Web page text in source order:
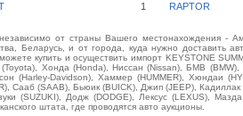
1 RAPTOR
от страны Вашего местонахождения -
Беларусь, и от города, куда нужно доставить
купить и осуществить импорт KEYSTONE
(Toyota), Хонда (Honda), Ниссан (Nissan), БМВ
(Harley-Davidson), Хаммер (HUMMER), Хюндаи
Сааб (SAAB), Бьюик (BUICK), Джип (JEEP),
(SUZUKI), Додж (DODGE), Лексус (LEXUS),
штата, где проводятся авто аукционы.